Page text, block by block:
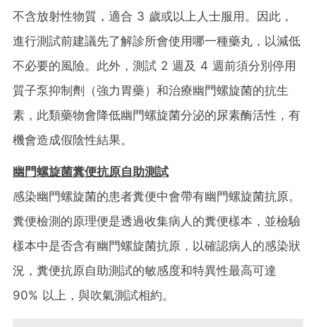
不含放射性物質，適合 3 歲或以上人士服用。因此，
進行測試前建議先了解診所會使用哪一種藥丸，以減低
不必要的風險。此外，測試 2 週及 4 週前須分別停用
質子泵抑制劑（強力胃藥）和治療幽門螺旋菌的抗生
素，此類藥物會降低幽門螺旋菌分泌的尿素酶活性，有
機會造成假陰性結果。
幽門螺旋菌糞便抗原自助測試
感染幽門螺旋菌的患者糞便中會帶有幽門螺旋菌抗原。
糞便檢測的原理便是透過收集病人的糞便樣本，並檢驗
樣本中是否含有幽門螺旋菌抗原，以確認病人的感染狀
況，糞便抗原自助測試的敏感度和特異性最高可達
90% 以上，與吹氣測試相約。